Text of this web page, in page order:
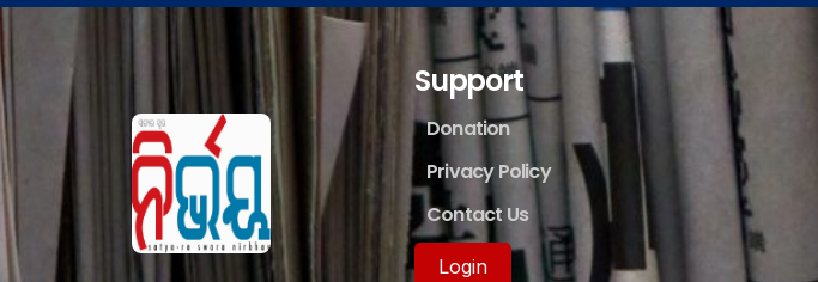
Support
Donation
Privacy Policy
Contact Us
Login